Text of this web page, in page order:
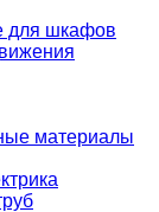
для шкафов
материалы